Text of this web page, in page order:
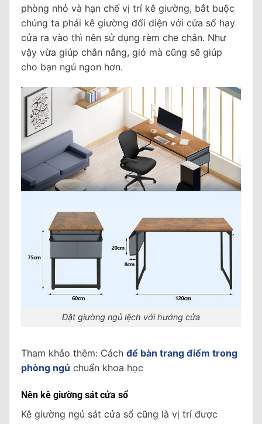
phòng nhỏ và hạn chế vị trí kê giường, bắt buộc
chúng ta phải kê giường đối diện với cửa sổ hay
cửa ra vào thì nên sử dụng rèm che chắn. Như
vậy vừa giúp chắn nắng, gió mà cũng sẽ giúp
cho bạn ngủ ngon hơn.
Đặt giường ngủ lệch với hướng cửa
Tham khảo thêm: Cách để bàn trang điểm trong
phòng ngủ chuẩn khoa học
Nên kê giường sát cửa sổ
Kê giường ngủ sát cửa sổ cũng là vị trí được